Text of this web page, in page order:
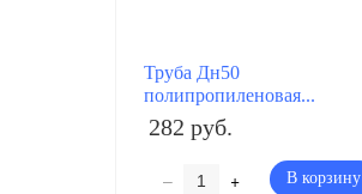
Труба Дн50
полипропиленовая...
282 руб.
– + В корзину